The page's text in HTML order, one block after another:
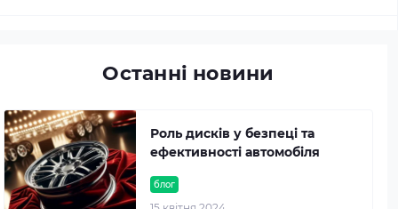
Останні новини
блог
Роль дисків у безпеці та
ефективності автомобіля